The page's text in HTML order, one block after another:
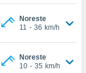
Noreste
11 - 36 km/h
Noreste
10 - 35 km/h